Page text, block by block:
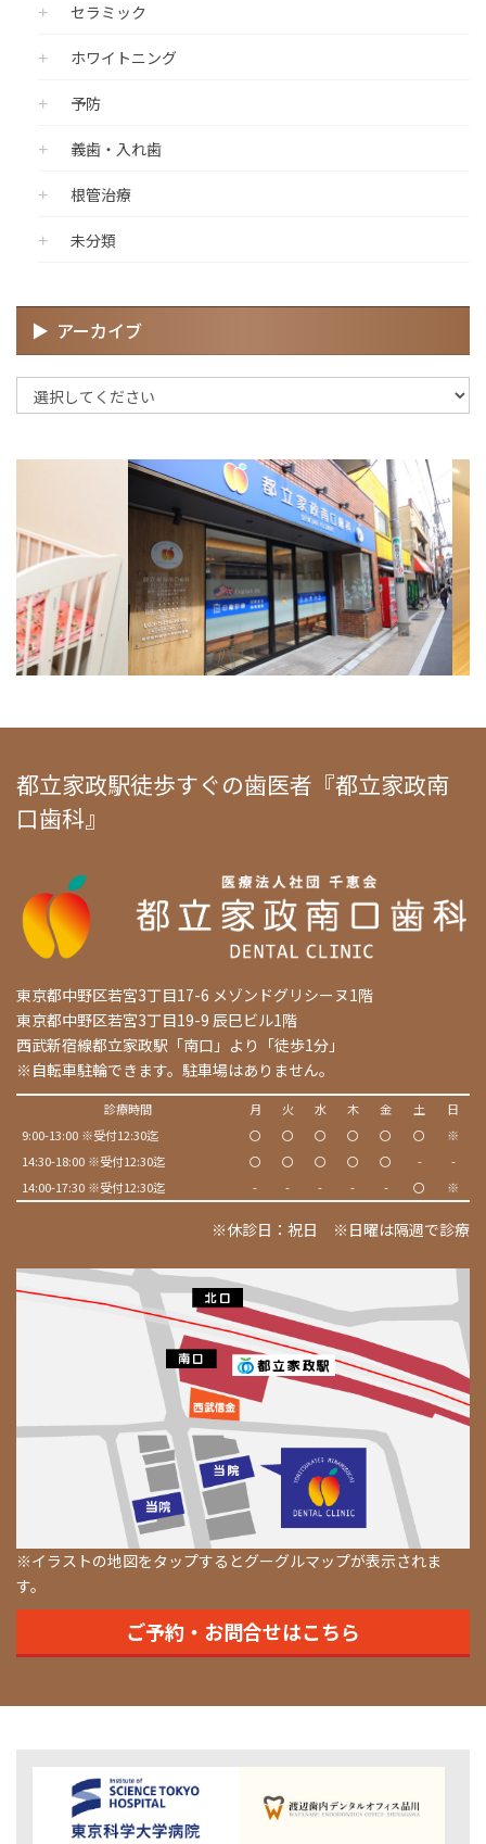
セラミック
ホワイトニング
予防
義歯・入れ歯
根管治療
未分類
アーカイブ
都立家政駅徒歩すぐの歯医者『都立家政南
口歯科』
東京都中野区若宮3丁目17-6 メゾンドグリシーヌ1階
東京都中野区若宮3丁目19-9 辰巳ビル1階
西武新宿線都立家政駅「南口」より「徒歩1分」
※自転車駐輪できます。駐車場はありません。
診療時間 月 火 水 木 金 土
日
9:00-13:00 ※受付12:30迄
〇 〇 〇 〇 〇 〇
※
14:30-18:00 ※受付12:30迄
〇 〇 〇 〇 〇 -
-
14:00-17:30 ※受付12:30迄
- - - - - 〇 ※
※休診日：祝日 ※日曜は隔週で診療
※イラストの地図をタップするとグーグルマップが表示されま
す。
ご予約・お問合せはこちら